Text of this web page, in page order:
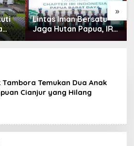
»
Lintas Iman Bersatu
Jaga Hutan Papua, IRI
Indonesia Resmikan
Tambora Temukan Dua Anak
Cianjur yang Hilang